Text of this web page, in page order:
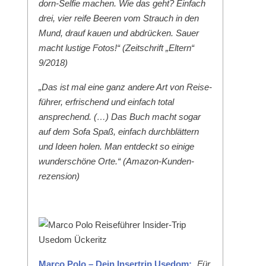
dorn-Self­ie machen. Wie das geht? Ein­fach
drei, vier reife Beeren vom Strauch in den
Mund, drauf kauen und abdrück­en. Sauer
macht lustige Fotos!“ (Zeitschrift „Eltern“
9/2018)
„Das ist mal eine ganz andere Art von Reise­
führer, erfrischend und ein­fach total
ansprechend. (…) Das Buch macht sog­ar
auf dem Sofa Spaß, ein­fach durch­blät­tern
und Ideen holen. Man ent­deckt so einige
wun­der­schöne Orte.“ (Ama­zon-Kun­den­
rezen­sion)
Mar­co Polo – Dein Inser­trip Use­dom: „Für